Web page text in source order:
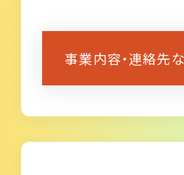
事業内容・連絡先